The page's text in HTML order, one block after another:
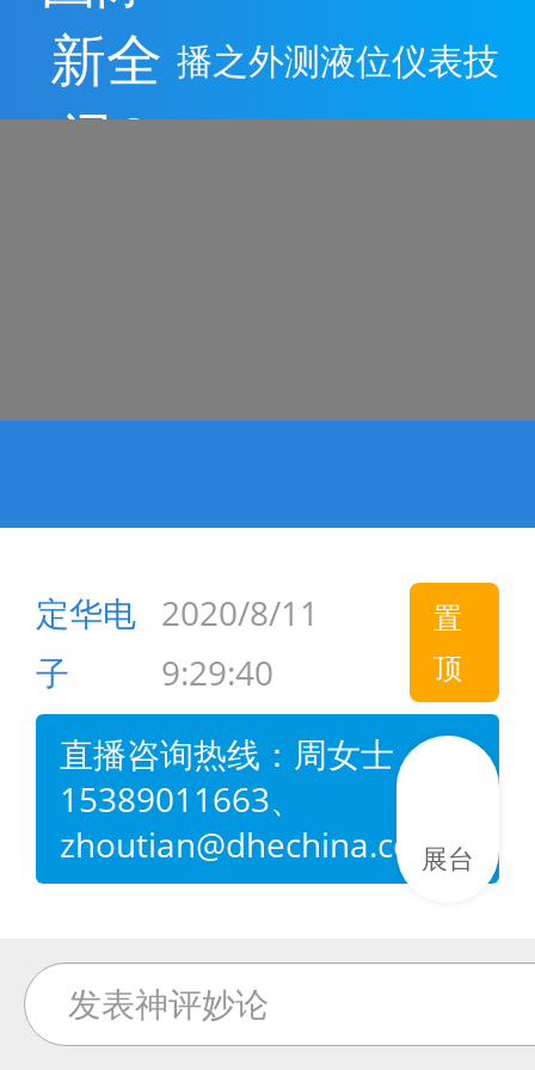
新全
讯2
播之外测液位仪表技
定华电
子
2020/8/11
9:29:40
置
顶
直播咨询热线：周女士
15389011663、
zhoutian@dhechina.com
发表神评妙论
展台
网站地图